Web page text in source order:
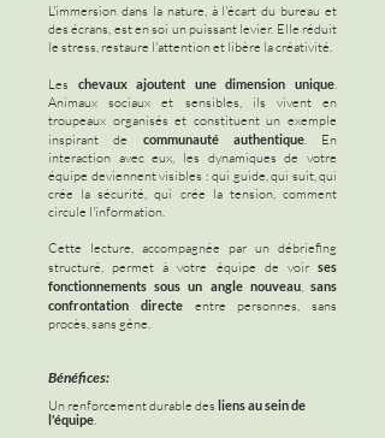
L'immersion dans la nature, à l'écart du bureau et
des écrans, est en soi un puissant levier. Elle réduit
le stress, restaure l'attention et libère la créativité.
Les chevaux ajoutent une dimension unique.
Animaux sociaux et sensibles, ils vivent en
troupeaux organisés et constituent un exemple
inspirant de communauté authentique. En
interaction avec eux, les dynamiques de votre
équipe deviennent visibles : qui guide, qui suit, qui
crée la sécurité, qui crée la tension, comment
circule l'information.
Cette lecture, accompagnée par un débriefing
structuré, permet à votre équipe de voir ses
fonctionnements sous un angle nouveau,sans
confrontation directe entre personnes, sans
procès, sans gêne.
Bénéfices:
Un renforcement durable des liens au sein de
l'équipe.